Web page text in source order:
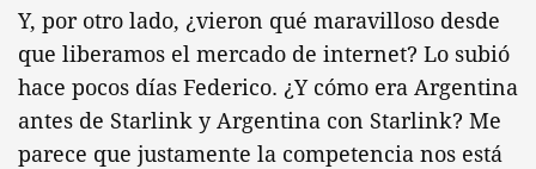
Y, por otro lado, ¿vieron qué maravilloso desde
que liberamos el mercado de internet? Lo subió
hace pocos días Federico. ¿Y cómo era Argentina
antes de Starlink y Argentina con Starlink? Me
parece que justamente la competencia nos está